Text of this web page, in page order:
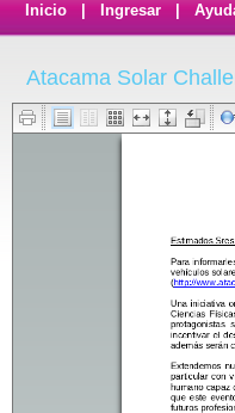
Inicio Ingresar
Atacama Solar